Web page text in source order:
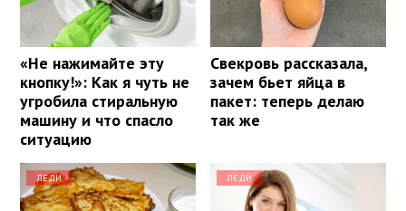
«Не нажимайте эту
кнопку!»: Как я чуть не
угробила стиральную
машину и что спасло
ситуацию
Свекровь рассказала,
зачем бьет яйца в
пакет: теперь делаю
так же
ЛЕДИ ЛЕДИ